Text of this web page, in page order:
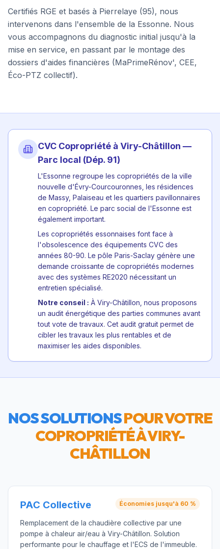
Certifiés RGE et basés à Pierrelaye (95), nous
intervenons dans l'ensemble de la Essonne. Nous
vous accompagnons du diagnostic initial jusqu'à la
mise en service, en passant par le montage des
dossiers d'aides financières (MaPrimeRénov', CEE,
Éco-PTZ collectif).
CVC Copropriété à Viry-Châtillon —
Parc local (Dép. 91)
L'Essonne regroupe les copropriétés de la ville
nouvelle d'Évry-Courcouronnes, les résidences
de Massy, Palaiseau et les quartiers pavillonnaires
en copropriété. Le parc social de l'Essonne est
également important.
Les copropriétés essonnaises font face à
l'obsolescence des équipements CVC des
années 80-90. Le pôle Paris-Saclay génère une
demande croissante de copropriétés modernes
avec des systèmes RE2020 nécessitant un
entretien spécialisé.
Notre conseil : À Viry-Châtillon, nous proposons
un audit énergétique des parties communes avant
tout vote de travaux. Cet audit gratuit permet de
cibler les travaux les plus rentables et de
maximiser les aides disponibles.
NOS SOLUTIONSPOUR VOTRE
COPROPRIÉTÉ ÀVIRY-
CHÂTILLON
PAC Collective Économies jusqu'à 60 %
Remplacement de la chaudière collective par une
pompe à chaleur air/eau à Viry-Châtillon. Solution
performante pour le chauffage et l'ECS de l'immeuble.